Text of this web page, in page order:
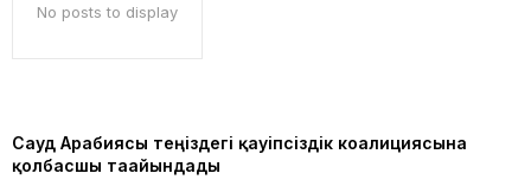
No posts to display
Сауд Арабиясы теңіздегі қауіпсіздік коалициясына
қолбасшы тағайындады